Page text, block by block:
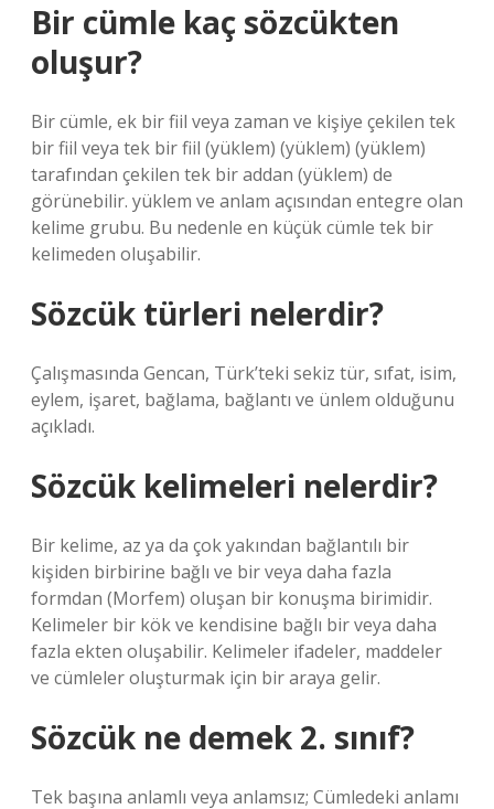
Bir cümle kaç sözcükten
oluşur?
Bir cümle, ek bir fiil veya zaman ve kişiye çekilen tek
bir fiil veya tek bir fiil (yüklem) (yüklem) (yüklem)
tarafından çekilen tek bir addan (yüklem) de
görünebilir. yüklem ve anlam açısından entegre olan
kelime grubu. Bu nedenle en küçük cümle tek bir
kelimeden oluşabilir.
Sözcük türleri nelerdir?
Çalışmasında Gencan, Türk’teki sekiz tür, sıfat, isim,
eylem, işaret, bağlama, bağlantı ve ünlem olduğunu
açıkladı.
Sözcük kelimeleri nelerdir?
Bir kelime, az ya da çok yakından bağlantılı bir
kişiden birbirine bağlı ve bir veya daha fazla
formdan (Morfem) oluşan bir konuşma birimidir.
Kelimeler bir kök ve kendisine bağlı bir veya daha
fazla ekten oluşabilir. Kelimeler ifadeler, maddeler
ve cümleler oluşturmak için bir araya gelir.
Sözcük ne demek 2. sınıf?
Tek başına anlamlı veya anlamsız; Cümledeki anlamı